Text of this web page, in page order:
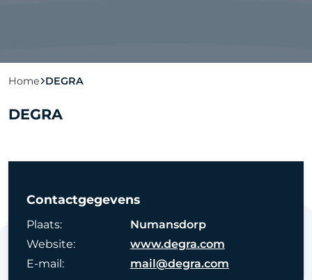
Home DEGRA
DEGRA
Contactgegevens
Plaats:
Numansdorp
Website:
www.degra.com
E-mail:
mail@degra.com